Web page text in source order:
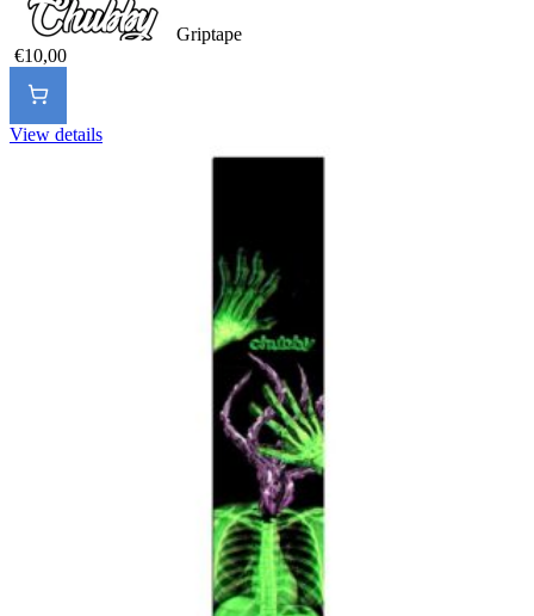
Griptape
€10,00
View details